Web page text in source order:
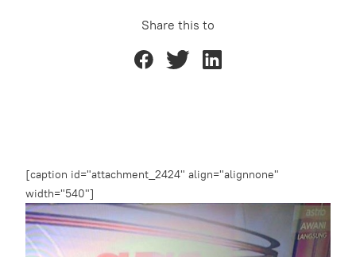
Share this to
[caption id="attachment_2424" align="alignnone"
width="540"]